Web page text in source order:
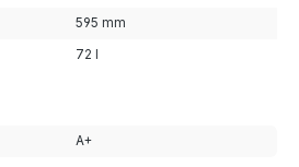
595 mm
72 l
A+